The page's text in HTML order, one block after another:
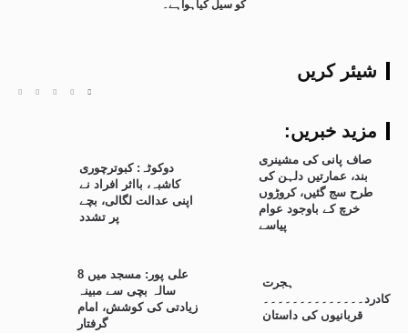
کو سیل کیاہواہے۔
شیئر کریں
:مزید خبریں
دوکوٹہ: کبوترچوری
کاشبہ، بااثر افراد نے
اپنی عدالت لگالی، بچے
پر تشدد
صاف پانی کی مشینری
بند، عمارتیں دلہن کی
طرح سج گئیں، کروڑوں
خرچ کے باوجود عوام
پیاسے
علی پور: مسجد میں 8
سالہ بچی سے مبینہ
زیادتی کی کوشش، امام
گرفتار
ہجرت
کادرد۔۔۔۔۔۔۔۔۔۔۔۔۔۔
قربانیوں کی داستان